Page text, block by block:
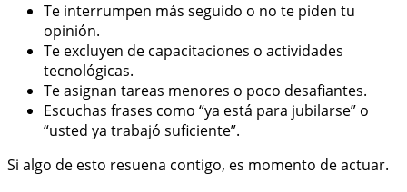
Te interrumpen más seguido o no te piden tu
opinión.
Te excluyen de capacitaciones o actividades
tecnológicas.
Te asignan tareas menores o poco desafiantes.
Escuchas frases como “ya está para jubilarse” o
“usted ya trabajó suficiente”.
Si algo de esto resuena contigo, es momento de actuar.